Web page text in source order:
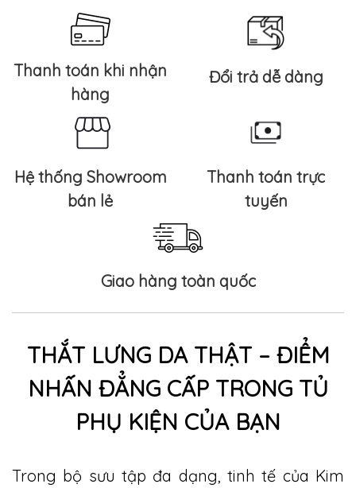
Thanh toán khi nhận
hàng
Đổi trả dễ dàng
Hệ thống Showroom
bán lẻ
Thanh toán trực
tuyến
Giao hàng toàn quốc
THẮT LƯNG DA THẬT – ĐIỂM
NHẤN ĐẲNG CẤP TRONG TỦ
PHỤ KIỆN CỦA BẠN
Trong bộ sưu tập đa dạng, tinh tế của Kim